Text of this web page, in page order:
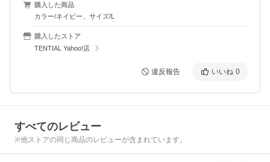
購入した商品
カラー/ネイビー、サイズ/L
購入したストア
TENTIAL Yahoo!店
違反報告 いいね 0
すべてのレビュー
※他ストアの同じ商品のレビューが含まれています。